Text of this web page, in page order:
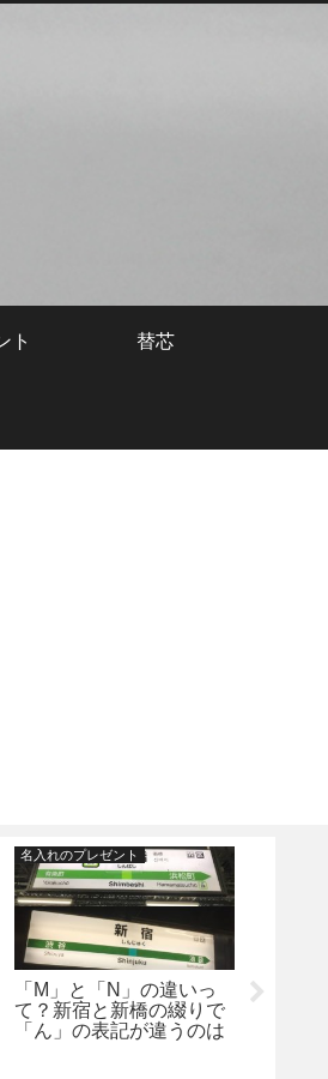
ト 替芯
名入れのプレゼント
「M」と「N」の違いっ
て？新宿と新橋の綴りで
「ん」の表記が違うのは
貯芯の